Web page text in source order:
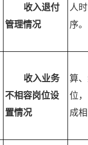
收入退付
管理情况
人
序。
收入业务
不相容岗位设
置情况
算
位
成